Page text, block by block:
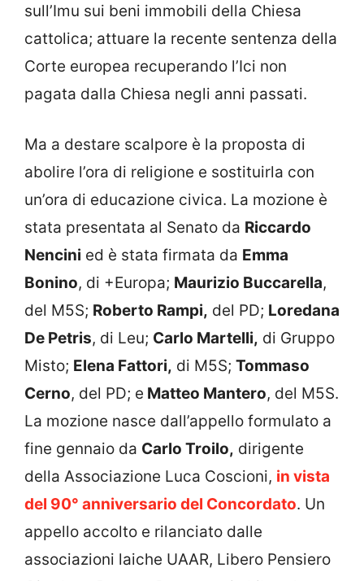
sull’Imu sui beni immobili della Chiesa
cattolica; attuare la recente sentenza della
Corte europea recuperando l’Ici non
pagata dalla Chiesa negli anni passati.
Ma a destare scalpore è la proposta di
abolire l’ora di religione e sostituirla con
un’ora di educazione civica. La mozione è
stata presentata al Senato da Riccardo
Nencini ed è stata firmata da Emma
Bonino, di +Europa; Maurizio Buccarella,
del M5S; Roberto Rampi, del PD; Loredana
De Petris, di Leu; Carlo Martelli, di Gruppo
Misto; Elena Fattori, di M5S; Tommaso
Cerno, del PD; e Matteo Mantero, del M5S.
La mozione nasce dall’appello formulato a
fine gennaio da Carlo Troilo, dirigente
della Associazione Luca Coscioni, in vista
del 90° anniversario del Concordato. Un
appello accolto e rilanciato dalle
associazioni laiche UAAR, Libero Pensiero